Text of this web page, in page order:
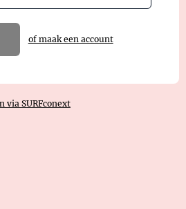
of maak een account
via SURFconext